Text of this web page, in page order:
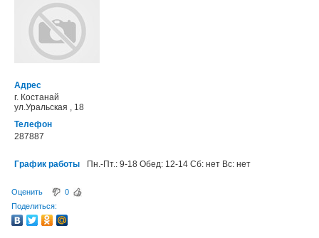
Адрес
г. Костанай
ул.Уральская , 18
Телефон
287887
График работы Пн.-Пт.: 9-18 Обед: 12-14 Сб: нет Вс: нет
Оценить
0
Поделиться: